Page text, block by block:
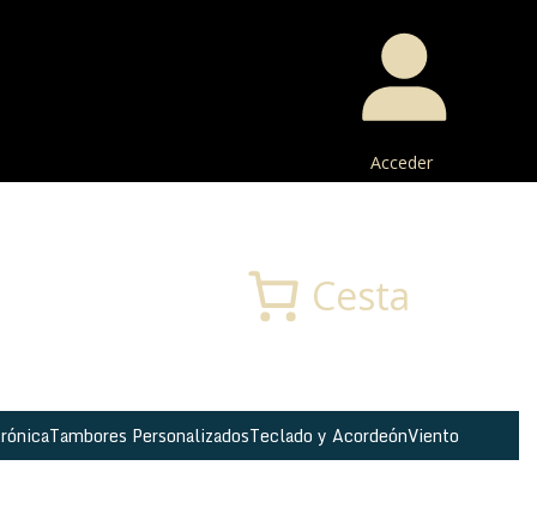
Acceder
Cesta
Tambores PersonalizadosTeclado y AcordeónViento